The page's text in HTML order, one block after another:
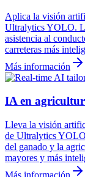
Aplica la visión
Ultralytics YOLO.
asistencia al
carreteras más
Más información
IA en
Lleva la visión
de Ultralytics
del ganado y la
mayores y más